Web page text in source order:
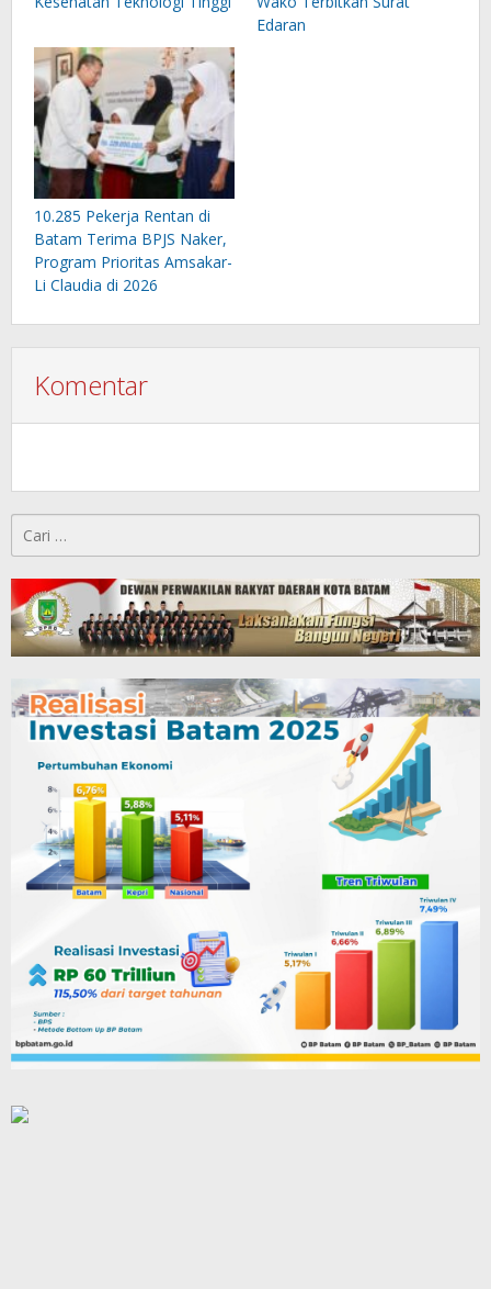
Edaran
10.285 Pekerja Rentan di
Batam Terima BPJS Naker,
Program Prioritas Amsakar-
Li Claudia di 2026
Komentar
untuk: